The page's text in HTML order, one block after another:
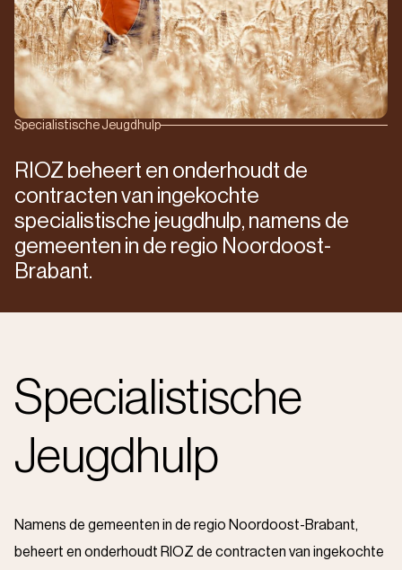
Specialistische Jeugdhulp
RIOZ beheert en onderhoudt de
contracten van ingekochte
specialistische jeugdhulp, namens de
gemeenten in de regio Noordoost-
Brabant.
Specialistische
Jeugdhulp
Namens de gemeenten in de regio Noordoost-Brabant,
beheert en onderhoudt RIOZ de contracten van ingekochte